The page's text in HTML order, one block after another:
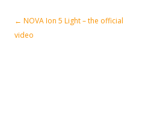
Navigation des articles
← NOVA Ion 5 Light – the official
video